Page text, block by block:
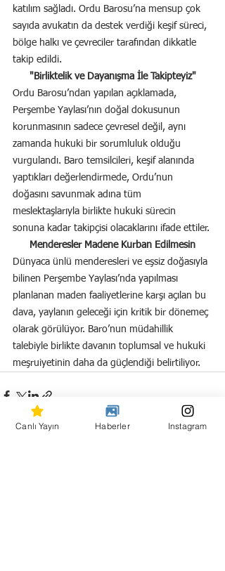
katılım sağladı. Ordu Barosu’na mensup çok
sayıda avukatın da destek verdiği keşif süreci,
bölge halkı ve çevreciler tarafından dikkatle
takip edildi.
"Birliktelik ve Dayanışma İle Takipteyiz"
Ordu Barosu’ndan yapılan açıklamada,
Perşembe Yaylası’nın doğal dokusunun
korunmasının sadece çevresel değil, aynı
zamanda hukuki bir sorumluluk olduğu
vurgulandı. Baro temsilcileri, keşif alanında
yaptıkları değerlendirmede, Ordu’nun
doğasını savunmak adına tüm
meslektaşlarıyla birlikte hukuki sürecin
sonuna kadar takipçisi olacaklarını ifade ettiler.
Menderesler Madene Kurban Edilmesin
Dünyaca ünlü menderesleri ve eşsiz doğasıyla
bilinen Perşembe Yaylası’nda yapılması
planlanan maden faaliyetlerine karşı açılan bu
dava, yaylanın geleceği için kritik bir dönemeç
olarak görülüyor. Baro’nun müdahillik
talebiyle birlikte davanın toplumsal ve hukuki
meşruiyetinin daha da güçlendiği belirtiliyor.
Canlı Yayın Haberler Instagram